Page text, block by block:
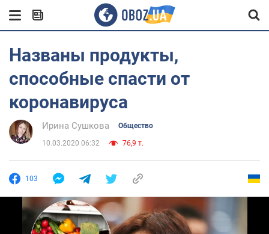
Названы продукты,
способные спасти от
коронавируса
Ирина Сушкова Общество
10.03.2020 06:32 76,9 т.
103